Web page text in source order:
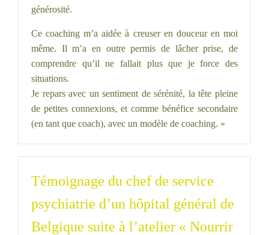
générosité.
Ce coaching m’a aidée à creuser en douceur en moi
même. Il m’a en outre permis de lâcher prise, de
comprendre qu’il ne fallait plus que je force des
situations.
Je repars avec un sentiment de sérénité, la tête pleine
de petites connexions, et comme bénéfice secondaire
(en tant que coach), avec un modèle de coaching. »
Témoignage du chef de service
psychiatrie d’un hôpital général de
Belgique suite à l’atelier « Nourrir